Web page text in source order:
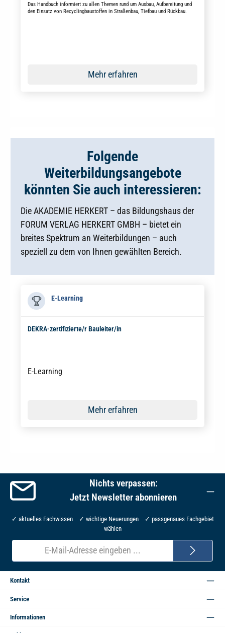
Das Handbuch informiert zu allen Themen rund um Ausbau, Aufbereitung und
den Einsatz von Recyclingbaustoffen in Straßenbau, Tiefbau und Rückbau.
Mehr erfahren
Folgende
Weiterbildungsangebote
könnten Sie auch interessieren:
Die AKADEMIE HERKERT – das Bildungshaus der
FORUM VERLAG HERKERT GMBH – bietet ein
breites Spektrum an Weiterbildungen – auch
speziell zu dem von Ihnen gewählten Bereich.
E-Learning
DEKRA-zertifizierte/r Bauleiter/in
E-Learning
Mehr erfahren
Nichts verpassen:
Jetzt Newsletter abonnieren
✓ aktuelles Fachwissen ✓ wichtige Neuerungen ✓ passgenaues Fachgebiet
wählen
E-
Mail-
Adresse*
Kontakt
Service
Informationen